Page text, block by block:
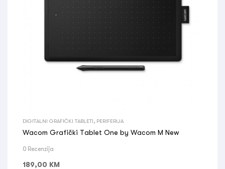
DIGITALNI GRAFIČKI TABLETI PERIFERIJA
Wacom Grafički Tablet One by Wacom M New
0 Recenzija
189,00 KM